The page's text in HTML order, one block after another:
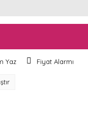
Yaz Fiyat Alarmı